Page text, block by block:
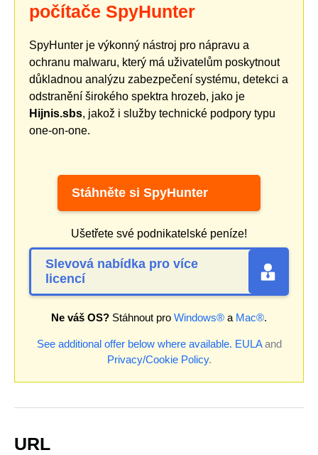
počítače SpyHunter
SpyHunter je výkonný nástroj pro nápravu a
ochranu malwaru, který má uživatelům poskytnout
důkladnou analýzu zabezpečení systému, detekci a
odstranění širokého spektra hrozeb, jako je
Hijnis.sbs, jakož i služby technické podpory typu
one-on-one.
Stáhněte si SpyHunter
Ušetřete své podnikatelské peníze!
Slevová nabídka pro více
licencí
Ne váš OS? Stáhnout pro Windows® a Mac®.
See additional offer below where available. EULAand
Privacy/Cookie Policy.
URL